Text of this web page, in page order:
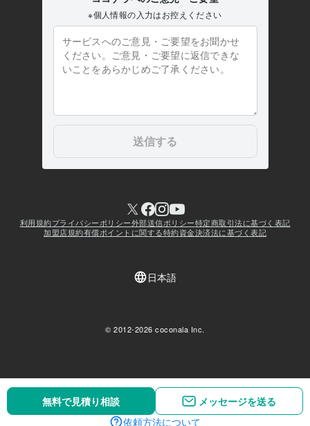
無料で見積り相談
メッセージを送る
無料で見積り相談
メッセージを送る
依頼方法について